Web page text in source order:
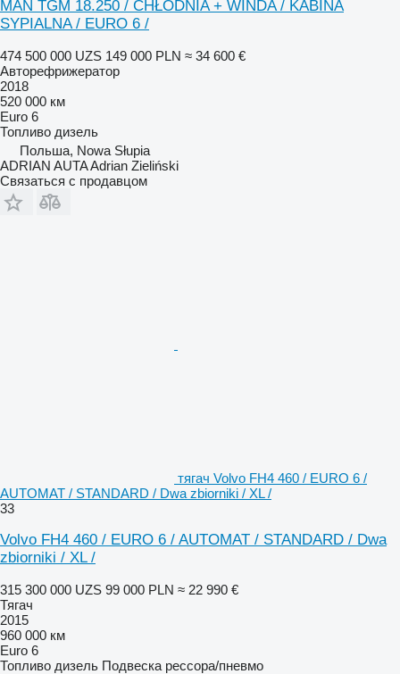
MAN TGM 18.250 / CHŁODNIA + WINDA / KABINA
SYPIALNA / EURO 6 /
474 500 000 UZS 149 000 PLN ≈ 34 600 €
Авторефрижератор
2018
520 000 км
Euro 6
Топливо дизель
Польша, Nowa Słupia
ADRIAN AUTA Adrian Zieliński
Связаться с продавцом
тягач Volvo FH4 460 / EURO 6 /
AUTOMAT / STANDARD / Dwa zbiorniki / XL /
33
Volvo FH4 460 / EURO 6 / AUTOMAT / STANDARD / Dwa
zbiorniki / XL /
315 300 000 UZS 99 000 PLN ≈ 22 990 €
Тягач
2015
960 000 км
Euro 6
Топливо дизель Подвеска рессора/пневмо